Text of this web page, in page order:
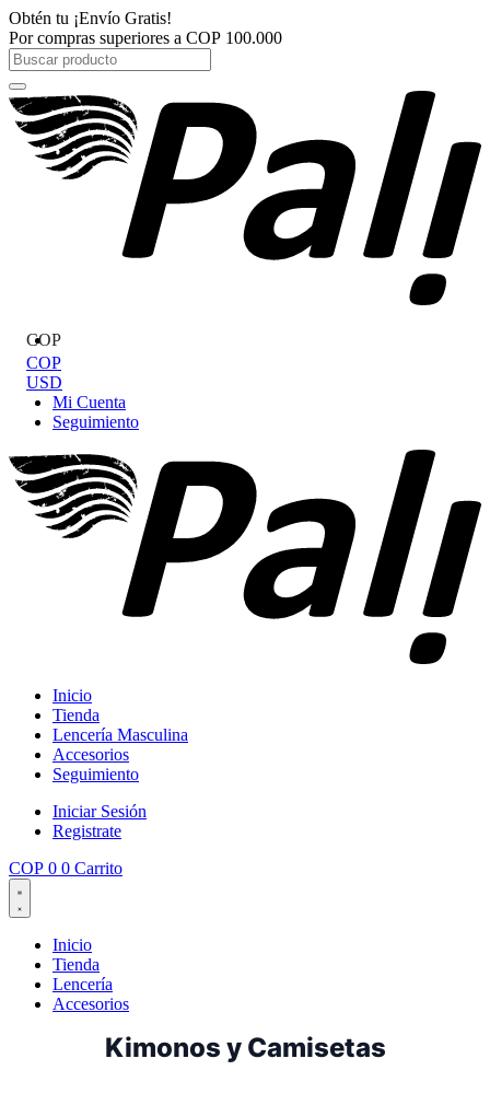
Ir
al
contenido
Obtén tu ¡Envío Gratis!
Por compras superiores a COP 100.000
Search
...
COP
COP
USD
Mi Cuenta
Seguimiento
Inicio
Tienda
Lencería Masculina
Accesorios
Seguimiento
Iniciar Sesión
Registrate
COP 0 0 Carrito
Inicio
Tienda
Lencería
Accesorios
Kimonos y Camisetas